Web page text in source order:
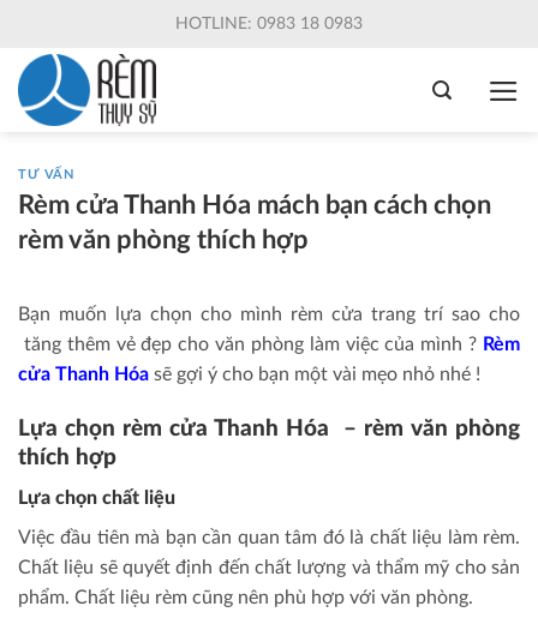
content
HOTLINE: 0983 18 0983
TƯ VẤN
Rèm cửa Thanh Hóa mách bạn cách chọn
rèm văn phòng thích hợp
Bạn muốn lựa chọn cho mình rèm cửa trang trí sao cho
tăng thêm vẻ đẹp cho văn phòng làm việc của mình ? Rèm
cửa Thanh Hóa sẽ gợi ý cho bạn một vài mẹo nhỏ nhé !
Lựa chọn rèm cửa Thanh Hóa – rèm văn phòng
thích hợp
Lựa chọn chất liệu
Việc đầu tiên mà bạn cần quan tâm đó là chất liệu làm rèm.
Chất liệu sẽ quyết định đến chất lượng và thẩm mỹ cho sản
phẩm. Chất liệu rèm cũng nên phù hợp với văn phòng.